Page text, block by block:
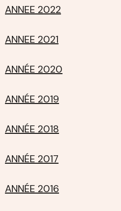
ANNEE 2022
ANNEE 2021
ANNÉE 2020
ANNÉE 2019
ANNÉE 2018
ANNÉE 2017
ANNÉE 2016